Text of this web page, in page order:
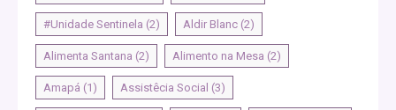
#Unidade Sentinela (2) Aldir Blanc (2)
Alimenta Santana (2) Alimento na Mesa (2)
Amapá (1) Assistêcia Social (3)